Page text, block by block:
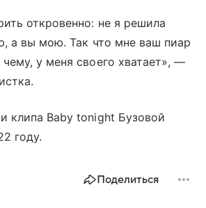
откровенно: не я решила
а вы мою. Так что мне ваш пиар
у меня своего хватает», —
клипа Baby tonight Бузовой
году.
Поделиться